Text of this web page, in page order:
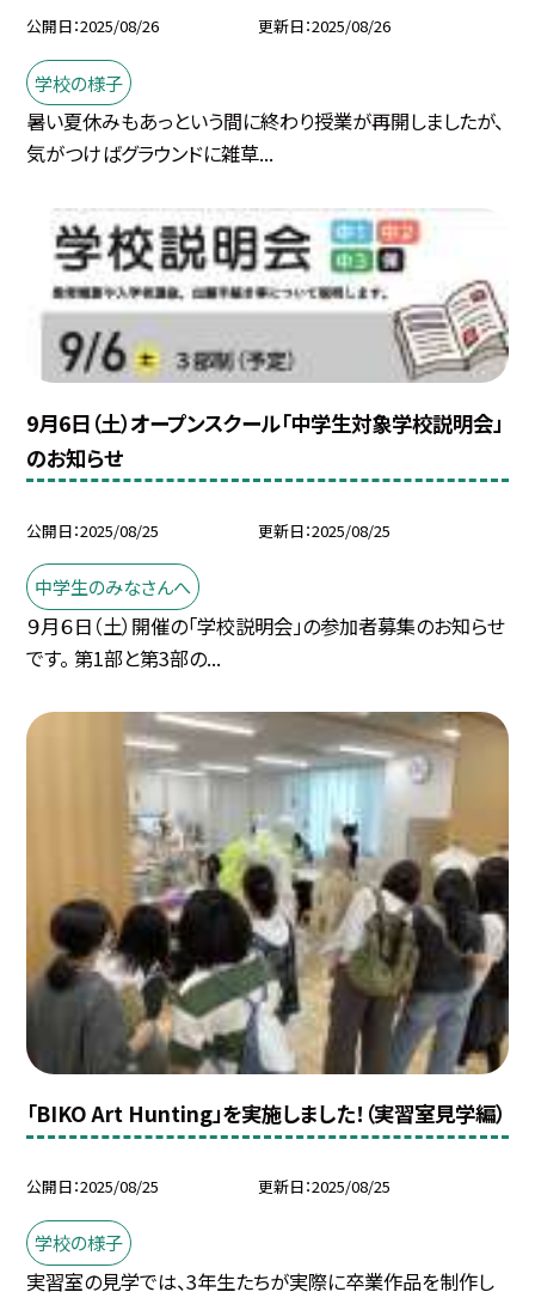
公開日 2025/08/26 更新日 2025/08/26
学校の様子
暑い夏休みもあっという間に終わり授業が再開しましたが、
気がつけばグラウンドに雑草...
9月6日（土）オープンスクール「中学生対象学校説明会」
のお知らせ
公開日 2025/08/25 更新日 2025/08/25
中学生のみなさんへ
９月６日（土）開催の「学校説明会」の参加者募集のお知らせ
です。 第1部と第3部の...
「BIKO Art Hunting」を実施しました！（実習室見学編）
公開日 2025/08/25 更新日 2025/08/25
学校の様子
実習室の見学では、3年生たちが実際に卒業作品を制作し